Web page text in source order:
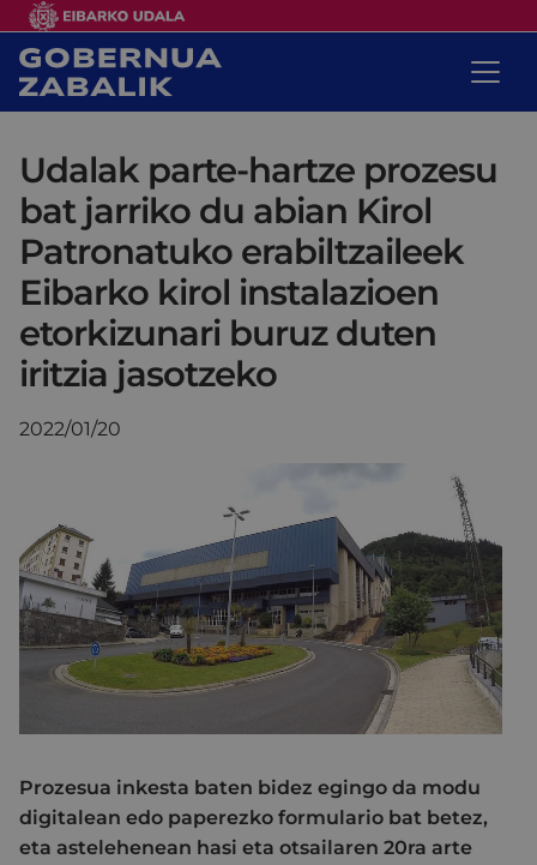
Udalak parte-hartze prozesu
bat jarriko du abian Kirol
Patronatuko erabiltzaileek
Eibarko kirol instalazioen
etorkizunari buruz duten
iritzia jasotzeko
2022/01/20
Prozesua inkesta baten bidez egingo da modu
digitalean edo paperezko formulario bat betez,
eta astelehenean hasi eta otsailaren 20ra arte